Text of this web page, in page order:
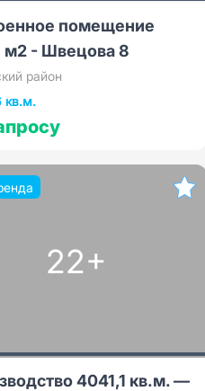
помещение
м2 - Швецова 8
район
кв.м.
22+
4041,1 кв.м. —